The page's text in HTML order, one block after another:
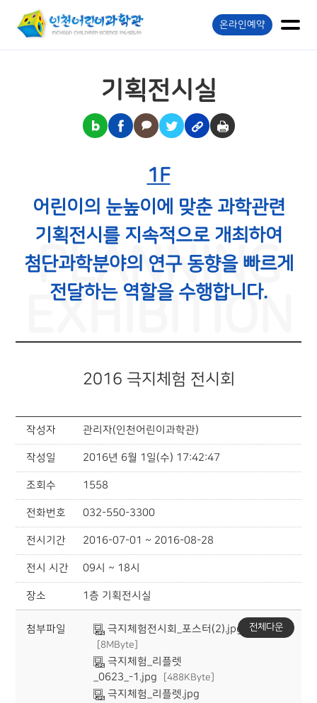
온라인예약
기획전시실
1F
어린이의 눈높이에 맞춘 과학관련
기획전시를 지속적으로 개최하여
첨단과학분야의 연구 동향을 빠르게
전달하는 역할을 수행합니다.
PLANNING
EXHIBITION
2016 극지체험 전시회
작성자 관리자(인천어린이과학관)
작성일 2016년 6월 1일(수) 17:42:47
조회수 1558
전화번호 032-550-3300
전시기간 2016-07-01 ~ 2016-08-28
전시 시간 09시 ~ 18시
장소 1층 기획전시실
첨부파일 극지체험전시회_포스터(2).jpg
[8MByte]
극지체험_리플렛
_0623_-1.jpg
[488KByte]
극지체험_리플렛.jpg
전체다운